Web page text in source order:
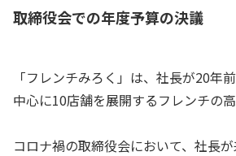
取締役会での年度予算の決議
「フレンチみろく」は、社長が20年
中心に10店舗を展開するフレンチの高
コロナ禍の取締役会において、社長